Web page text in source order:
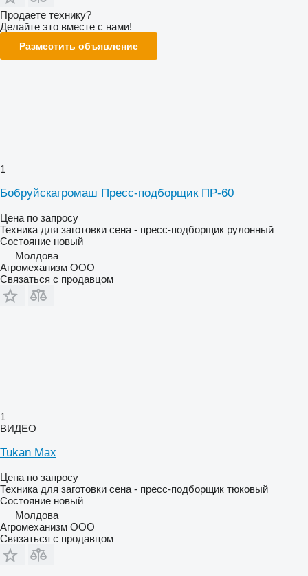
Продаете технику?
Делайте это вместе с нами!
Разместить объявление
1
Бобруйскагромаш Пресс-подборщик ПР-60
Цена по запросу
Техника для заготовки сена - пресс-подборщик рулонный
Состояние новый
Молдова
Агромеханизм ООО
Связаться с продавцом
1
ВИДЕО
Tukan Max
Цена по запросу
Техника для заготовки сена - пресс-подборщик тюковый
Состояние новый
Молдова
Агромеханизм ООО
Связаться с продавцом